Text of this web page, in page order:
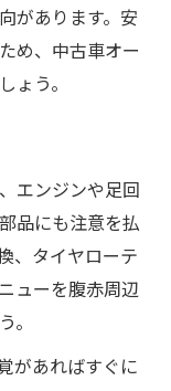
があります。安
め、中古車オー
ょう。
エンジンや足回
品にも注意を払
、タイヤローテ
ューを腹赤周辺
。
があればすぐに